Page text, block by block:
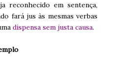
reconhecido em sentença,
fará jus às mesmas verbas
dispensa sem justa causa.